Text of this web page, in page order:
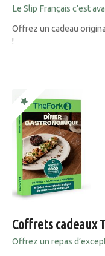
Le Slip Français c’est
Offrez un cadeau
!
Coffrets cadeaux
Offrez un repas